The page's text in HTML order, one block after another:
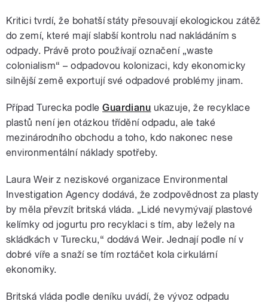
Kritici tvrdí, že bohatší státy přesouvají ekologickou zátěž
do zemí, které mají slabší kontrolu nad nakládáním s
odpady. Právě proto používají označení „waste
colonialism“ – odpadovou kolonizaci, kdy ekonomicky
silnější země exportují své odpadové problémy jinam.
Případ Turecka podleGuardianu ukazuje, že recyklace
plastů není jen otázkou třídění odpadu, ale také
mezinárodního obchodu a toho, kdo nakonec nese
environmentální náklady spotřeby.
Laura Weir z neziskové organizace Environmental
Investigation Agency dodává, že zodpovědnost za plasty
by měla převzít britská vláda. „Lidé nevymývají plastové
kelímky od jogurtu pro recyklaci s tím, aby ležely na
skládkách v Turecku,“ dodává Weir. Jednají podle ní v
dobré víře a snaží se tím roztáčet kola cirkulární
ekonomiky.
Britská vláda podle deníku uvádí, že vývoz odpadu